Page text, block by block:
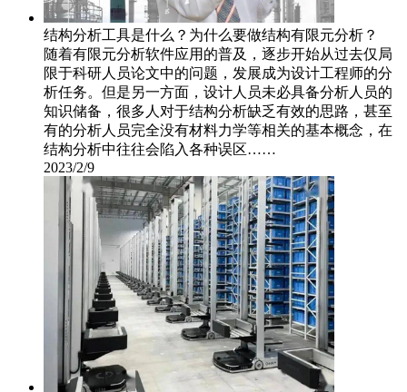
结构分析工具是什么？为什么要做结构有限元分析？
随着有限元分析软件应用的普及，逐步开始从过去仅局
限于科研人员论文中的问题，发展成为设计工程师的分
析任务。但是另一方面，设计人员未必具备分析人员的
知识储备，很多人对于结构分析缺乏有效的思路，甚至
有的分析人员完全没有材料力学等相关的基本概念，在
结构分析中往往会陷入各种误区……
2023/2/9